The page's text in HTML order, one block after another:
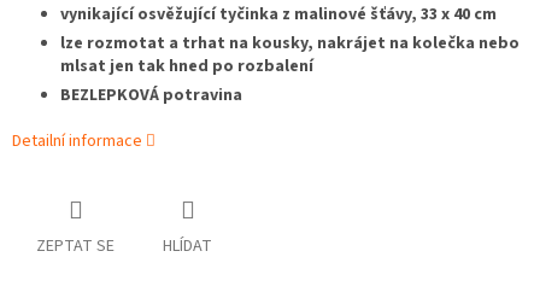
vynikající osvěžující tyčinka z malinové šťávy, 33 x 40 cm
lze rozmotat a trhat na kousky, nakrájet na kolečka nebo
mlsat jen tak hned po rozbalení
BEZLEPKOVÁ potravina
Detailní informace
ZEPTAT SE HLÍDAT